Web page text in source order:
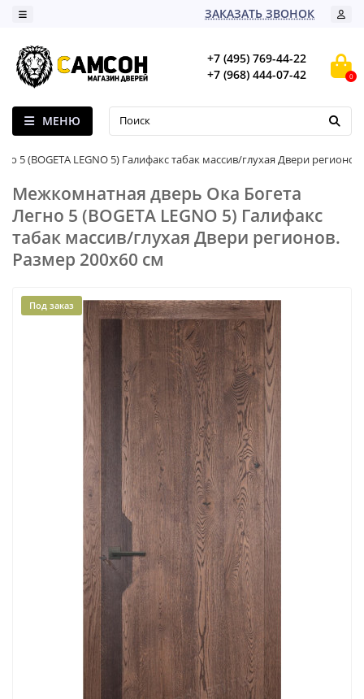
ЗАКАЗАТЬ ЗВОНОК
+7 (495) 769-44-22
+7 (968) 444-07-42
0
МЕНЮ
5 (BOGETA LEGNO 5) Галифакс табак массив/глухая Двери регионов
Межкомнатная дверь Ока Богета
Легно 5 (BOGETA LEGNO 5) Галифакс
табак массив/глухая Двери регионов.
Размер 200x60 см
Под заказ